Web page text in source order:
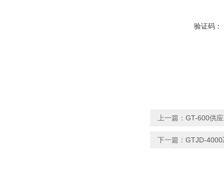
验证码：
上一篇： GT-600供
下一篇： GTJD-4000